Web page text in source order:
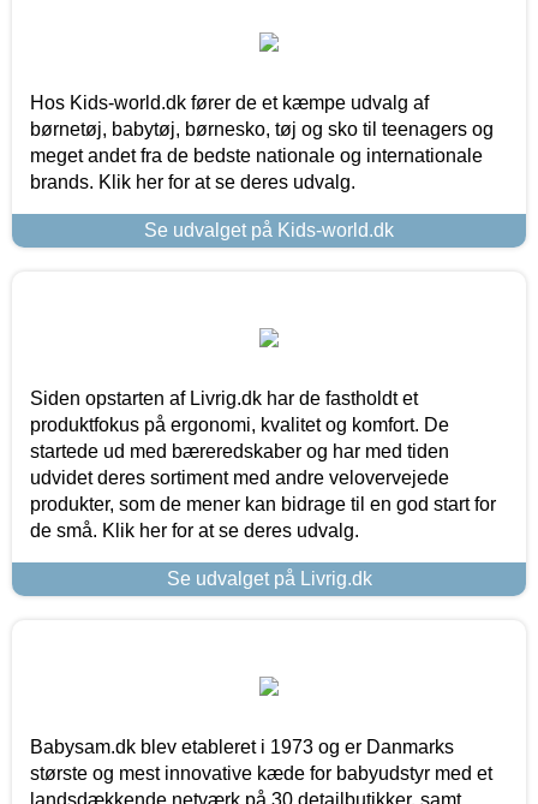
Hos Kids-world.dk fører de et kæmpe udvalg af
børnetøj, babytøj, børnesko, tøj og sko til teenagers og
meget andet fra de bedste nationale og internationale
brands. Klik her for at se deres udvalg.
Se udvalget på Kids-world.dk
Siden opstarten af Livrig.dk har de fastholdt et
produktfokus på ergonomi, kvalitet og komfort. De
startede ud med bæreredskaber og har med tiden
udvidet deres sortiment med andre velovervejede
produkter, som de mener kan bidrage til en god start for
de små. Klik her for at se deres udvalg.
Se udvalget på Livrig.dk
Babysam.dk blev etableret i 1973 og er Danmarks
største og mest innovative kæde for babyudstyr med et
landsdækkende netværk på 30 detailbutikker, samt